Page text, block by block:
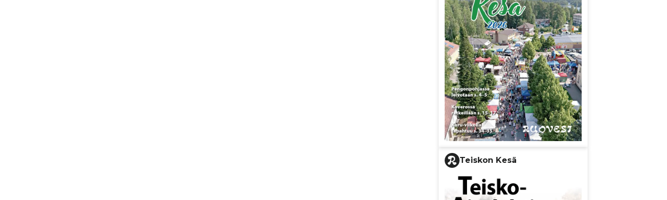
Teiskon Kesä